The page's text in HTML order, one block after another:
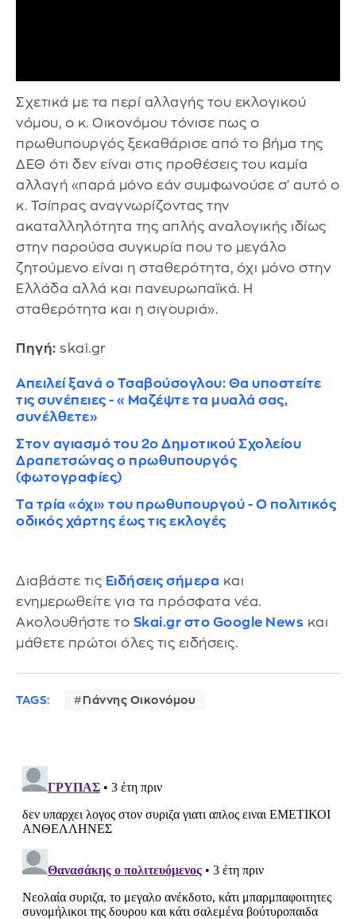
Σχετικά με τα περί αλλαγής του εκλογικού
νόμου, ο κ. Οικονόμου τόνισε πως ο
πρωθυπουργός ξεκαθάρισε από το βήμα της
ΔΕΘ ότι δεν είναι στις προθέσεις του καμία
αλλαγή «παρά μόνο εάν συμφωνούσε σ' αυτό ο
κ. Τσίπρας αναγνωρίζοντας την
ακαταλληλότητα της απλής αναλογικής ιδίως
στην παρούσα συγκυρία που το μεγάλο
ζητούμενο είναι η σταθερότητα, όχι μόνο στην
Ελλάδα αλλά και πανευρωπαϊκά. Η
σταθερότητα και η σιγουριά».
Πηγή: skai.gr
Απειλεί ξανά ο Τσαβούσογλου: Θα υποστείτε
τις συνέπειες - «Μαζέψτε τα μυαλά σας,
συνέλθετε»
Στον αγιασμό του 2ο Δημοτικού Σχολείου
Δραπετσώνας ο πρωθυπουργός
(φωτογραφίες)
Τα τρία «όχι» του πρωθυπουργού - Ο πολιτικός
οδικός χάρτης έως τις εκλογές
Διαβάστε τις Ειδήσεις σήμερα και
ενημερωθείτε για τα πρόσφατα νέα.
Ακολουθήστε το Skai.gr στο Google News και
μάθετε πρώτοι όλες τις ειδήσεις.
TAGS: Γιάννης Οικονόμου